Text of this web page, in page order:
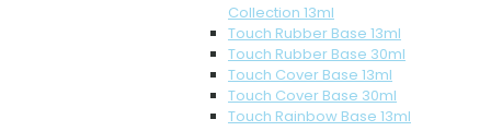
Collection 13ml
Touch Rubber Base 13ml
Touch Rubber Base 30ml
Touch Cover Base 13ml
Touch Cover Base 30ml
Touch Rainbow Base 13ml